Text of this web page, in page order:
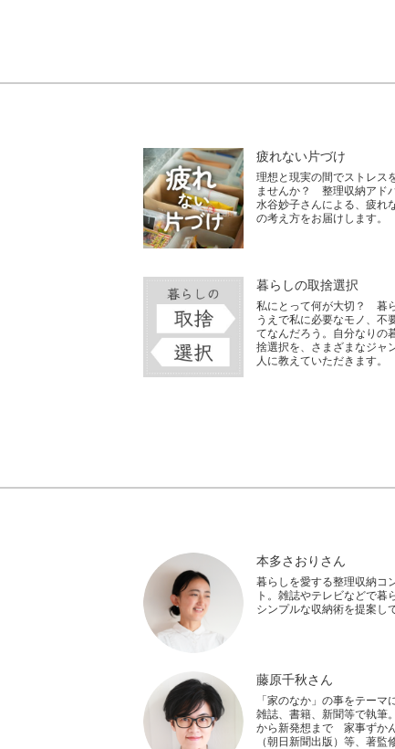
疲れない片づけ
理想と現実の間でストレス
ませんか？ 整理収納アド
水谷妙子さんによる、疲れ
の考え方をお届けします。
暮らしの取捨選択
私にとって何が大切？ 暮
うえで私に必要なモノ、不
てなんだろう。自分なりの
捨選択を、さまざまなジャ
人に教えていただきます。
本多さおりさん
暮らしを愛する整理収納コ
ト。雑誌やテレビなどで暮
シンプルな収納術を提案し
藤原千秋さん
「家のなか」の事をテーマ
雑誌、書籍、新聞等で執筆
から新発想まで 家事ずか
（朝日新聞出版）等、著監